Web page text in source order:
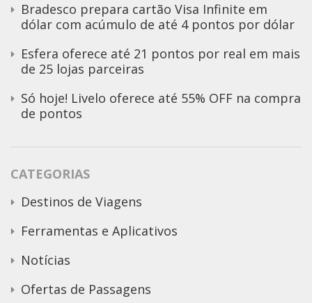
Bradesco prepara cartão Visa Infinite em
dólar com acúmulo de até 4 pontos por dólar
Esfera oferece até 21 pontos por real em mais
de 25 lojas parceiras
Só hoje! Livelo oferece até 55% OFF na compra
de pontos
CATEGORIAS
Destinos de Viagens
Ferramentas e Aplicativos
Notícias
Ofertas de Passagens